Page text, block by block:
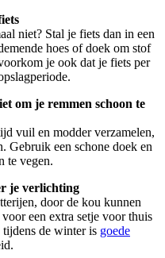
niet? Stal je fiets dan in een
hoes of doek om stof
je ook dat je fiets per
om je remmen schoon te
vuil en modder verzamelen,
Gebruik een schone doek en
te vegen.
je verlichting
door de kou kunnen
een extra setje voor thuis
de winter is goede